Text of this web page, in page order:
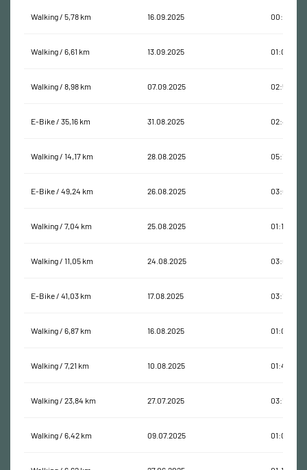
Walking / 5,78 km 16.09.2025 00:56:52
Walking / 6,61 km 13.09.2025 01:02:03
Walking / 8,98 km 07.09.2025 02:55:45
E-Bike / 35,16 km 31.08.2025 02:48:50
Walking / 14,17 km 28.08.2025 05:10:39
E-Bike / 49,24 km 26.08.2025 03:05:48
Walking / 7,04 km 25.08.2025 01:18:27
Walking / 11,05 km 24.08.2025 03:00:07
E-Bike / 41,03 km 17.08.2025 03:16:40
Walking / 6,87 km 16.08.2025 01:03:54
Walking / 7,21 km 10.08.2025 01:44:54
Walking / 23,84 km 27.07.2025 03:15:04
Walking / 6,42 km 09.07.2025 01:01:09